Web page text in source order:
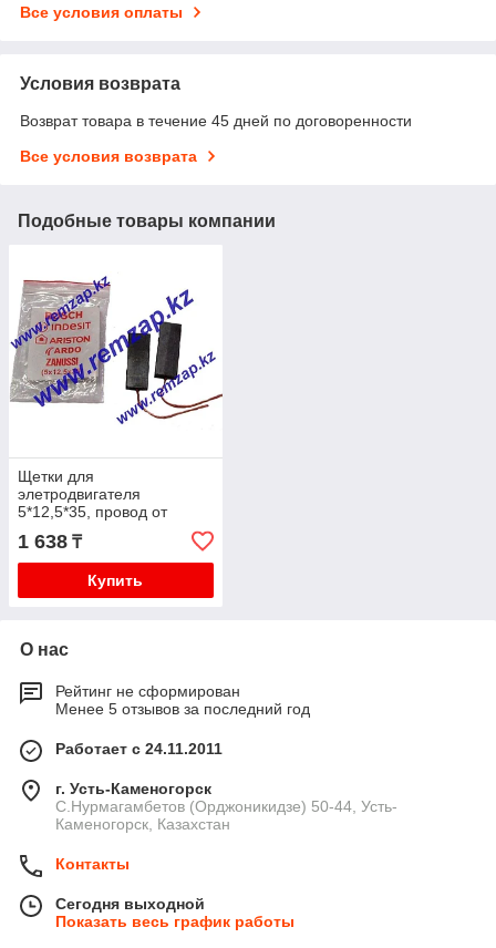
Все условия оплаты
Условия возврата
Возврат товара в течение 45 дней по договоренности
Все условия возврата
Подобные товары компании
Щетки для
элетродвигателя
5*12,5*35, провод от
центра ВО1500, код: UN52
1 638 ₸
Купить
О нас
Рейтинг не сформирован
Менее 5 отзывов за последний год
Работает с 24.11.2011
г. Усть-Каменогорск
С.Нурмагамбетов (Орджоникидзе) 50-44, Усть-
Каменогорск, Казахстан
Контакты
Сегодня выходной
Показать весь график работы